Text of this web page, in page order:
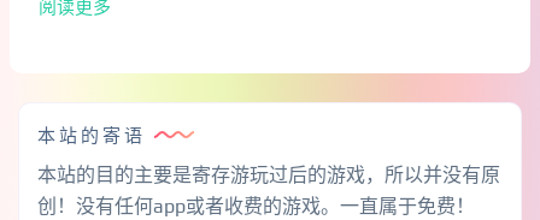
阅读更多
本站的寄语
本站的目的主要是寄存游玩过后的游戏，所以并没有原
创！没有任何app或者收费的游戏。一直属于免费！